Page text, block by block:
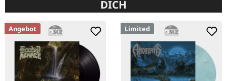
DICH
Angebot Limited